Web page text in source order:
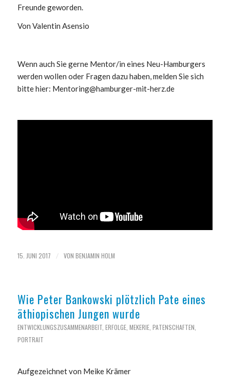
Freunde geworden.
Von Valentin Asensio
Wenn auch Sie gerne Mentor/in eines Neu-Hamburgers
werden wollen oder Fragen dazu haben, melden Sie sich
bitte hier: Mentoring@hamburger-mit-herz.de
15. JUNI 2017 / VON BENJAMIN HOLM
Wie Peter Bankowski plötzlich Pate eines
äthiopischen Jungen wurde
ENTWICKLUNGSZUSAMMENARBEIT, ERFOLGE, MEKERIE, PATENSCHAFTEN
PORTRAIT
Aufgezeichnet von Meike Krämer